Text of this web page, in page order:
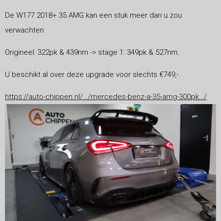
De W177 2018+ 35 AMG kan een stuk meer dan u zou
verwachten.
Origineel: 322pk & 439nm -> stage 1: 349pk & 527nm.
U beschikt al over deze upgrade voor slechts €749,-.
https://auto-chippen.nl/…/mercedes-benz-a-35-amg-300pk…/